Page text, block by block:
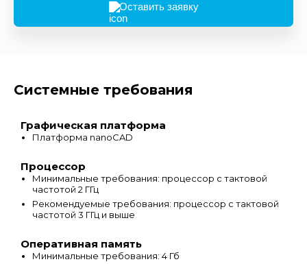
Оставить заявку
Системные требования
Графическая платформа
Платформа nanoCAD
Процессор
Минимальные требования: процессор с тактовой
частотой 2 ГГц
Рекомендуемые требования: процессор с тактовой
частотой 3 ГГц и выше
Оперативная память
Минимальные требования: 4 Гб